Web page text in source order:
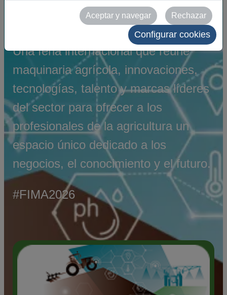
Agrícola
Una feria internacional que reúne
maquinaria agrícola, innovaciones,
tecnologías, talento y marcas líderes
del sector para ofrecer a los
profesionales de la agricultura un
espacio único dedicado a los
negocios, el conocimiento y el futuro.
#FIMA2026
Aceptar y navegar Rechazar
Configurar cookies